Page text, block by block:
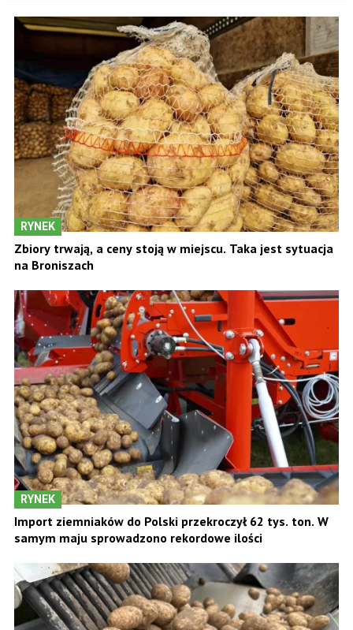
RYNEK
Zbiory trwają, a ceny stoją w miejscu. Taka jest sytuacja
na Broniszach
RYNEK
Import ziemniaków do Polski przekroczył 62 tys. ton. W
samym maju sprowadzono rekordowe ilości